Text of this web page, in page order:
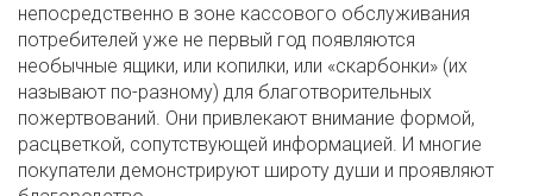
непосредственно в зоне кассового обслуживания
потребителей уже не первый год появляются
необычные ящики, или копилки, или «скарбонки» (их
называют по-разному) для благотворительных
пожертвований. Они привлекают внимание формой,
расцветкой, сопутствующей информацией. И многие
покупатели демонстрируют широту души и проявляют